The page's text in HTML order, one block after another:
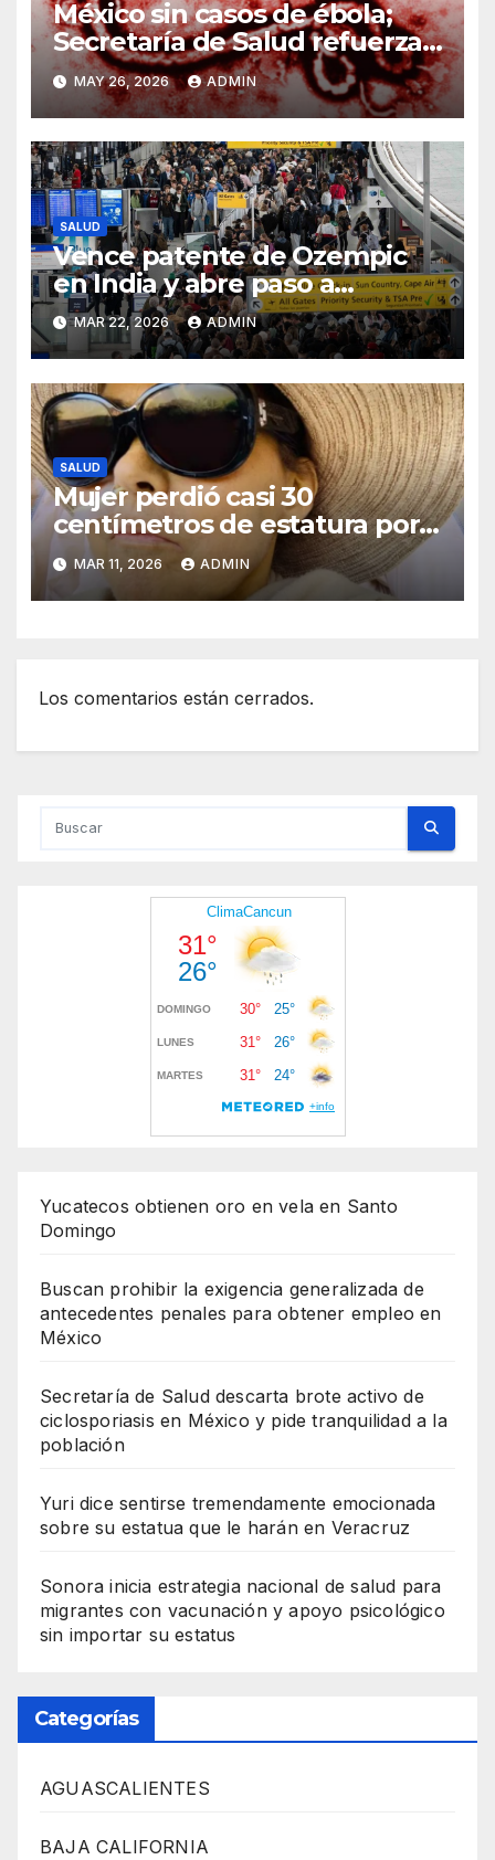
México sin casos de ébola;
Secretaría de Salud refuerza
vigilancia ante brote
MAY 26, 2026 ADMIN
SALUD
Vence patente de Ozempic
en India y abre paso a
versiones genéricas más
accesibles
MAR 22, 2026 ADMIN
SALUD
Mujer perdió casi 30
centímetros de estatura por
esta extraña enfermedad
MAR 11, 2026 ADMIN
Los comentarios están cerrados.
Yucatecos obtienen oro en vela en Santo
Domingo
Buscan prohibir la exigencia generalizada de
antecedentes penales para obtener empleo en
México
Secretaría de Salud descarta brote activo de
ciclosporiasis en México y pide tranquilidad a la
población
Yuri dice sentirse tremendamente emocionada
sobre su estatua que le harán en Veracruz
Sonora inicia estrategia nacional de salud para
migrantes con vacunación y apoyo psicológico
sin importar su estatus
Categorías
AGUASCALIENTES
BAJA CALIFORNIA